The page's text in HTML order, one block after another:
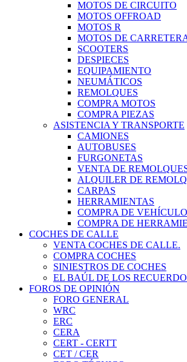
MOTOS DE CIRCUITO
MOTOS OFFROAD
MOTOS R
MOTOS DE
SCOOTERS
DESPIECES
EQUIPAMIENTO
NEUMÁTICOS
REMOLQUES
COMPRA MOTOS
COMPRA PIEZAS
ASISTENCIA Y TRANSPORTE
CAMIONES
AUTOBUSES
FURGONETAS
VENTA DE
ALQUILER DE
CARPAS
HERRAMIENTAS
COMPRA DE
COMPRA DE
COCHES DE CALLE
VENTA COCHES DE CALLE.
COMPRA COCHES
SINIESTROS DE COCHES
EL BAÚL DE LOS
FOROS DE OPINIÓN
FORO GENERAL
WRC
ERC
CERA
CERT - CERTT
CET / CER